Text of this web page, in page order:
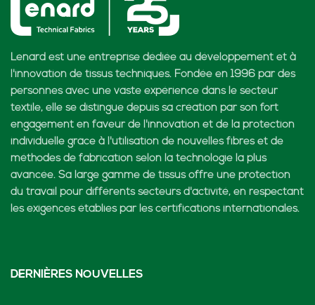
Lenard est une entreprise dédiée au développement et à
l'innovation de tissus techniques. Fondée en 1996 par des
personnes avec une vaste expérience dans le secteur
textile, elle se distingue depuis sa création par son fort
engagement en faveur de l'innovation et de la protection
individuelle grâce à l'utilisation de nouvelles fibres et de
méthodes de fabrication selon la technologie la plus
avancée. Sa large gamme de tissus offre une protection
du travail pour différents secteurs d'activité, en respectant
les exigences établies par les certifications internationales.
DERNIÈRES NOUVELLES